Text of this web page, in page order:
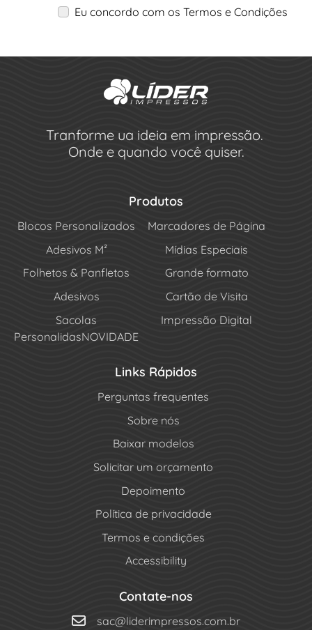
Eu concordo com os Termos e Condições
Tranforme ua ideia em impressão.
Onde e quando você quiser.
Produtos
Blocos Personalizados
Marcadores de Página
Adesivos M²
Mídias Especiais
Folhetos & Panfletos
Grande formato
Adesivos
Cartão de Visita
Sacolas
PersonalidasNOVIDADE
Impressão Digital
Links Rápidos
Perguntas frequentes
Sobre nós
Baixar modelos
Solicitar um orçamento
Depoimento
Política de privacidade
Termos e condições
Accessibility
Contate-nos
sac@liderimpressos.com.br